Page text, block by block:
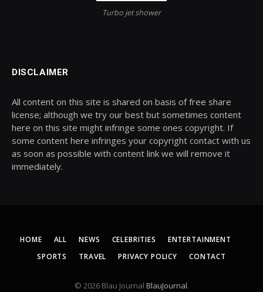
Turbo jet shower
DISCLAIMER
All content on this site is shared on basis of free share
license; although we try our best but sometimes content
here on this site might infringe some ones copyright. If
some content here infringes your copyright contact with us
as soon as possible with content link we will remove it
immediately.
HOME ALL NEWS CELEBRITIES
ENTERTAINMENT
SPORTS
TRAVEL PRIVACY POLICY CONTACT
© 2026 Blau Journal BlauJournal.